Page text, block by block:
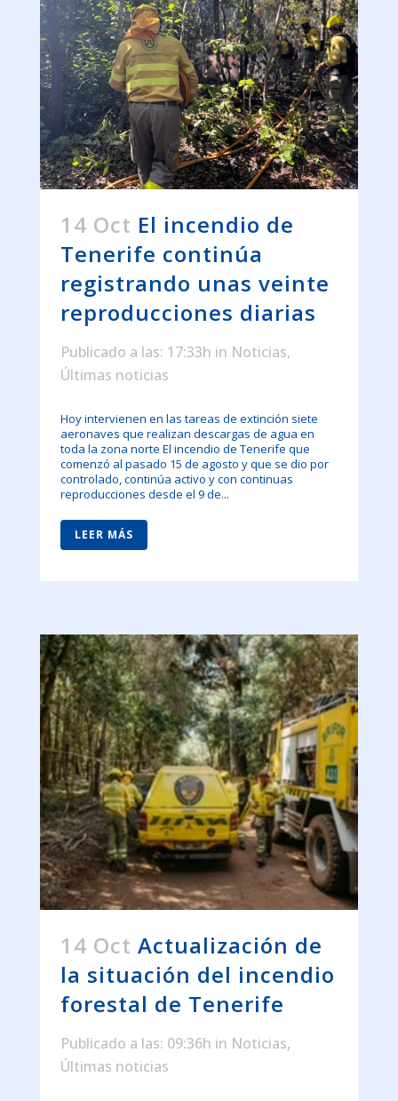
14 Oct El incendio de
Tenerife continúa
registrando unas veinte
reproducciones diarias
Publicado a las: 17:33h in Noticias,
Últimas noticias
Hoy intervienen en las tareas de extinción siete
aeronaves que realizan descargas de agua en
toda la zona norte El incendio de Tenerife que
comenzó al pasado 15 de agosto y que se dio por
controlado, continúa activo y con continuas
reproducciones desde el 9 de...
LEER MÁS
14 Oct Actualización de
la situación del incendio
forestal de Tenerife
Publicado a las: 09:36h in Noticias,
Últimas noticias